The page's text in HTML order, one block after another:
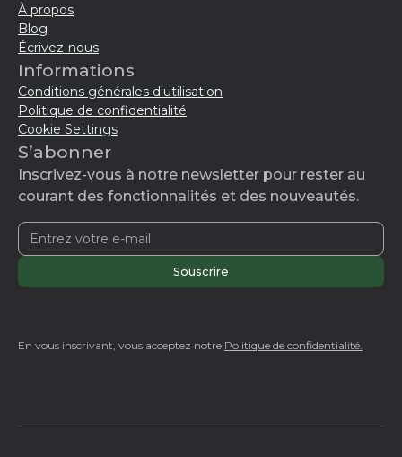
À propos
Blog
Écrivez-nous
Informations
Conditions générales d'utilisation
Politique de confidentialité
Cookie Settings
S’abonner
Inscrivez-vous à notre newsletter pour rester au
courant des fonctionnalités et des nouveautés.
En vous inscrivant, vous acceptez notre Politique de confidentialité.